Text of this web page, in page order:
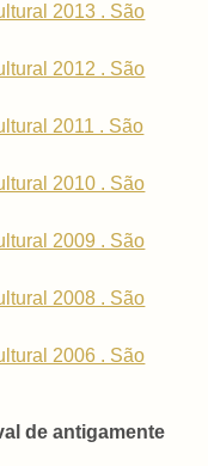
2013 . São
2012 . São
2011 . São
2010 . São
2009 . São
2008 . São
2006 . São
de antigamente